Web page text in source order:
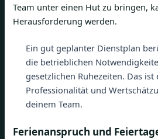
Team unter einen Hut zu bringen,
Herausforderung werden.
Ein gut geplanter Dienstplan
die betrieblichen
gesetzlichen Ruhezeiten. Das ist
Professionalität und
deinem Team.
Ferienanspruch und